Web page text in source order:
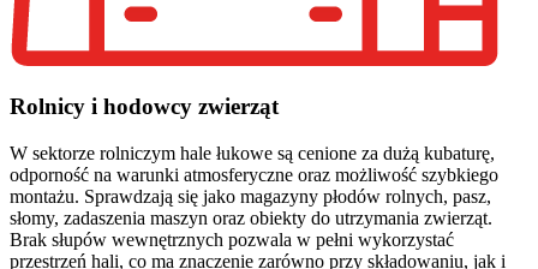
Rolnicy i hodowcy zwierząt
W sektorze rolniczym hale łukowe są cenione za dużą kubaturę,
odporność na warunki atmosferyczne oraz możliwość szybkiego
montażu. Sprawdzają się jako magazyny płodów rolnych, pasz,
słomy, zadaszenia maszyn oraz obiekty do utrzymania zwierząt.
Brak słupów wewnętrznych pozwala w pełni wykorzystać
przestrzeń hali, co ma znaczenie zarówno przy składowaniu, jak i